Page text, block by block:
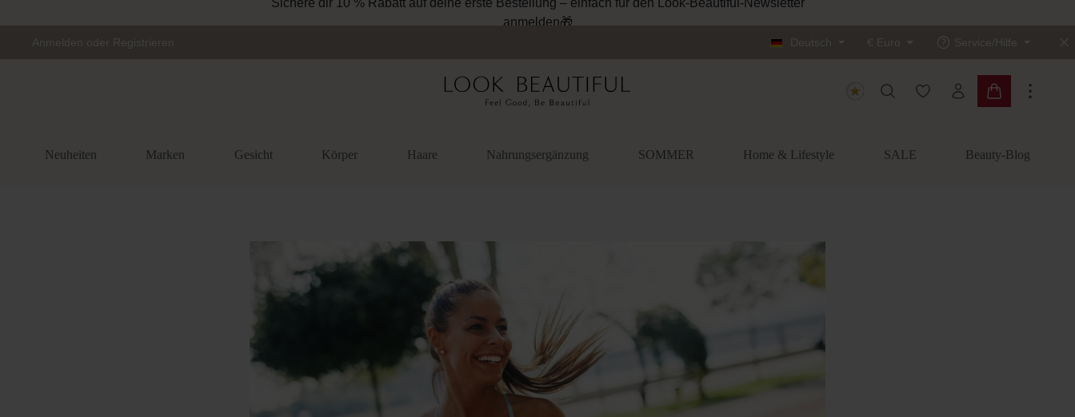
Sichere dir 10 % Rabatt auf deine erste Bestellung – einfach für den Look-Beautiful-Newsletter
anmelden🎁
Anmelden oder Registrieren Deutsch € Euro Service/Hilfe
Du hast 0 Produkte auf
Warenkorb
Neuheiten Marken Gesicht Körper Haare Nahrungsergänzung SOMMER Home & Lifestyle SALE Beauty-Blog